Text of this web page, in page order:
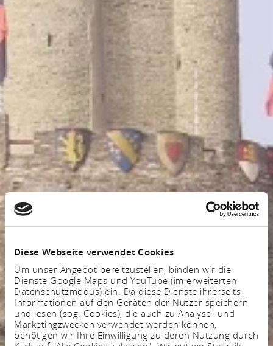
Diese Webseite verwendet Cookies
Um unser Angebot bereitzustellen, binden wir die
Dienste Google Maps und YouTube (im erweiterten
Datenschutzmodus) ein. Da diese Dienste ihrerseits
Informationen auf den Geräten der Nutzer speichern
und lesen (sog. Cookies), die auch zu Analyse- und
Marketingzwecken verwendet werden können,
benötigen wir Ihre Einwilligung zu deren Nutzung durch